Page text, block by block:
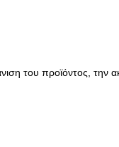
του προϊόντος,